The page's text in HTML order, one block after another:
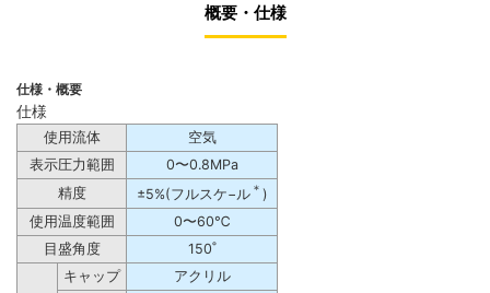
概要・仕様
仕様・概要
仕様
使用流体
空気
表示圧力範囲
0〜0.8MPa
精度
±5%(フルスケ−ル ＊ )
使用温度範囲
0〜60℃
目盛角度
150˚
キャップ
アクリル